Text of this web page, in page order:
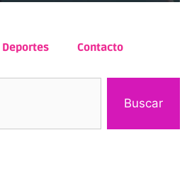
Deportes Contacto
Buscar